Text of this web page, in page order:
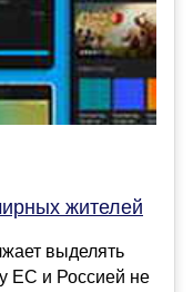
жителей
выделять
ЕС и Россией не